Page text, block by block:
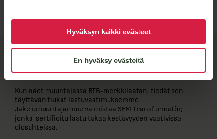
Hyväksyn kaikki evästeet
En hyväksy evästeitä
BTB-​laatu ja joustavat
valmistuskumppanit
Kun näet muuntajassa BTB-​merkkilaatan, tiedät sen
täyttävän tiukat laatuvaatimuksemme.
Jakelumuuntajamme valmistaa SEM Transformatör,
jonka sertifioitu laatu takaa kestävyyden vaativissa
olosuhteissa.